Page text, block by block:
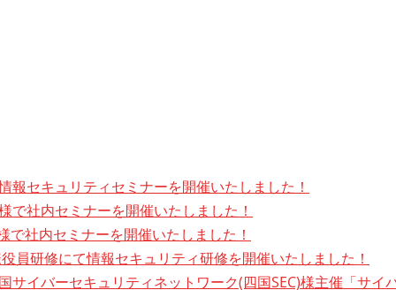
報セキュリティセミナーを開催いたしました！
で社内セミナーを開催いたしました！
社内セミナーを開催いたしました！
員研修にて情報セキュリティ研修を開催いたしました！
サイバーセキュリティネットワーク(四国SEC)様主催「サイ